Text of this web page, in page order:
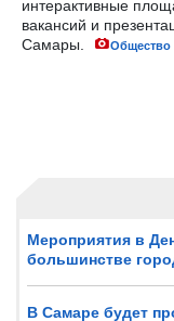
Мероприятия в
большинстве
В Самаре будет
интерактивные
вакансий и
Самары.
Общество